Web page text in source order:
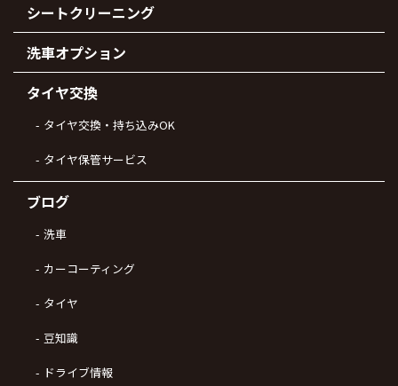
シートクリーニング
洗車オプション
タイヤ交換
タイヤ交換・持ち込みOK
タイヤ保管サービス
ブログ
洗車
カーコーティング
タイヤ
豆知識
ドライブ情報